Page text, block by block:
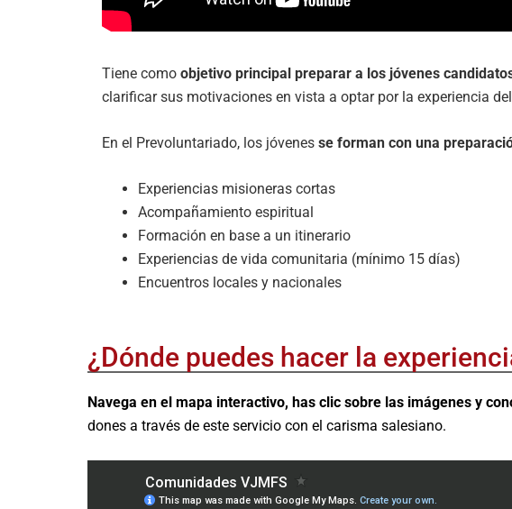
Tiene como objetivo principal preparar a los jóvenes
clarificar sus motivaciones en vista a optar por la experiencia
En el Prevoluntariado, los jóvenes se forman con una
Experiencias misioneras cortas
Acompañamiento espiritual
Formación en base a un itinerario
Experiencias de vida comunitaria (mínimo 15 días)
Encuentros locales y nacionales
¿Dónde puedes hacer la
Navega en el mapa interactivo, has clic sobre las imágenes y
dones a través de este servicio con el carisma salesiano.